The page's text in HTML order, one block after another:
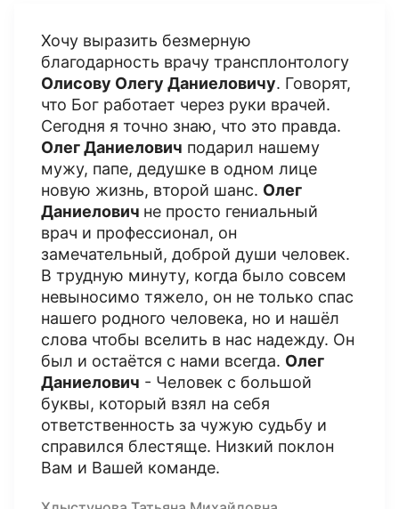
Хочу выразить безмерную
благодарность врачу трансплонтологу
Олисову Олегу Даниеловичу. Говорят,
что Бог работает через руки врачей.
Сегодня я точно знаю, что это правда.
Олег Даниелович подарил нашему
мужу, папе, дедушке в одном лице
новую жизнь, второй шанс. Олег
Даниелович не просто гениальный
врач и профессионал, он
замечательный, доброй души человек.
В трудную минуту, когда было совсем
невыносимо тяжело, он не только спас
нашего родного человека, но и нашёл
слова чтобы вселить в нас надежду. Он
был и остаётся с нами всегда. Олег
Даниелович - Человек с большой
буквы, который взял на себя
ответственность за чужую судьбу и
справился блестяще. Низкий поклон
Вам и Вашей команде.